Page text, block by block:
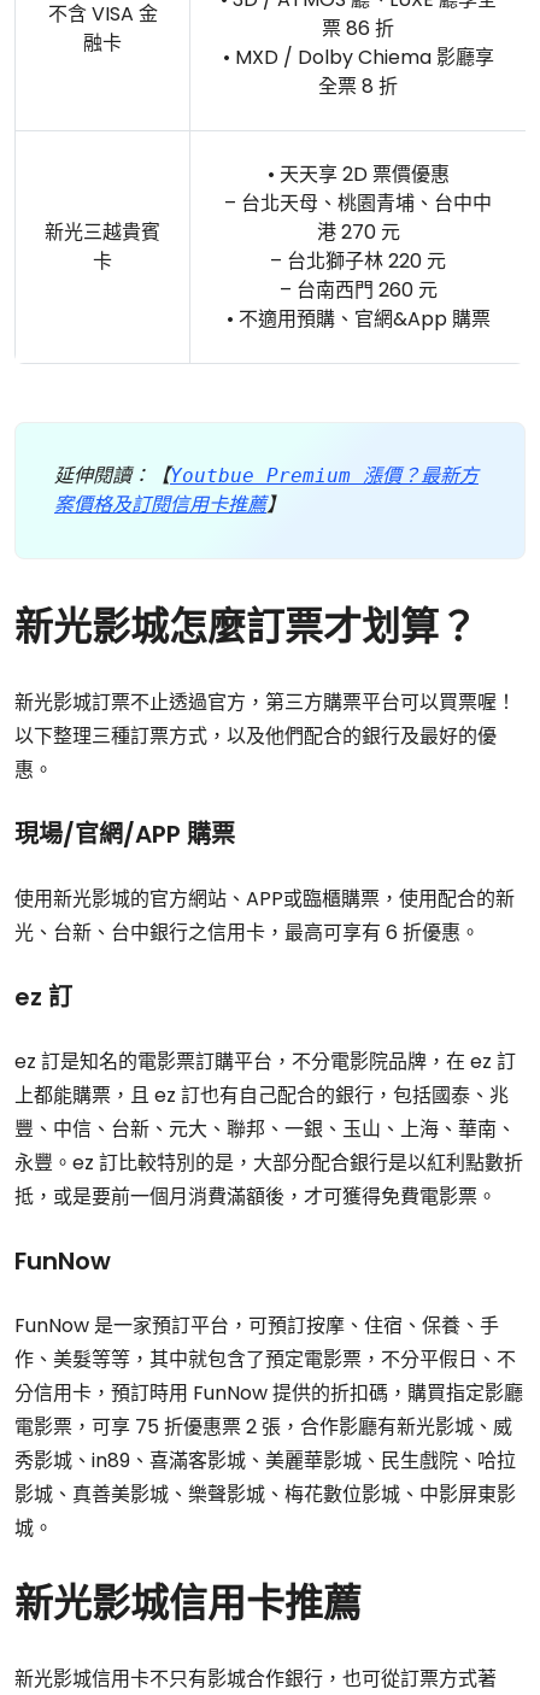
不含 VISA 金
融卡
票 86 折
• MXD / Dolby Chiema 影廳享
全票 8 折
新光三越貴賓
卡
• 天天享 2D 票價優惠
– 台北天母、桃園青埔、台中中
港 270 元
– 台北獅子林 220 元
– 台南西門 260 元
• 不適用預購、官網&App 購票
延伸閱讀：【Youtbue Premium 漲價？最新方
案價格及訂閱信用卡推薦】
新光影城怎麼訂票才划算？
新光影城訂票不止透過官方，第三方購票平台可以買票喔！
以下整理三種訂票方式，以及他們配合的銀行及最好的優
惠。
現場/官網/APP 購票
使用新光影城的官方網站、APP或臨櫃購票，使用配合的新
光、台新、台中銀行之信用卡，最高可享有 6 折優惠。
ez 訂
ez 訂是知名的電影票訂購平台，不分電影院品牌，在 ez 訂
上都能購票，且 ez 訂也有自己配合的銀行，包括國泰、兆
豐、中信、台新、元大、聯邦、一銀、玉山、上海、華南、
永豐。ez 訂比較特別的是，大部分配合銀行是以紅利點數折
抵，或是要前一個月消費滿額後，才可獲得免費電影票。
FunNow
FunNow 是一家預訂平台，可預訂按摩、住宿、保養、手
作、美髮等等，其中就包含了預定電影票，不分平假日、不
分信用卡，預訂時用 FunNow 提供的折扣碼，購買指定影廳
電影票，可享 75 折優惠票 2 張，合作影廳有新光影城、威
秀影城、in89、喜滿客影城、美麗華影城、民生戲院、哈拉
影城、真善美影城、樂聲影城、梅花數位影城、中影屏東影
城。
新光影城信用卡推薦
新光影城信用卡不只有影城合作銀行，也可從訂票方式著